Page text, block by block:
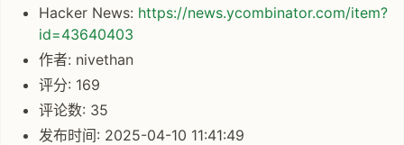
Hacker News: https://news.ycombinator.com/item?
id=43640403
作者: nivethan
评分: 169
评论数: 35
发布时间: 2025-04-10 11:41:49